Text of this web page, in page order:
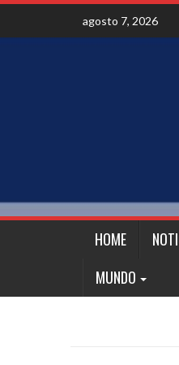
Skip
content
agosto 7, 2026
HOME
MUNDO